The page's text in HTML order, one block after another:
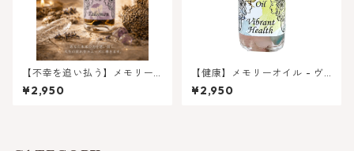
【不幸を追い払う】メモリー
オイル タリスマン
¥2,950
【健康】メモリーオイル - ヴ
ァイブラントヘルス（はじけ
る健康）
¥2,950